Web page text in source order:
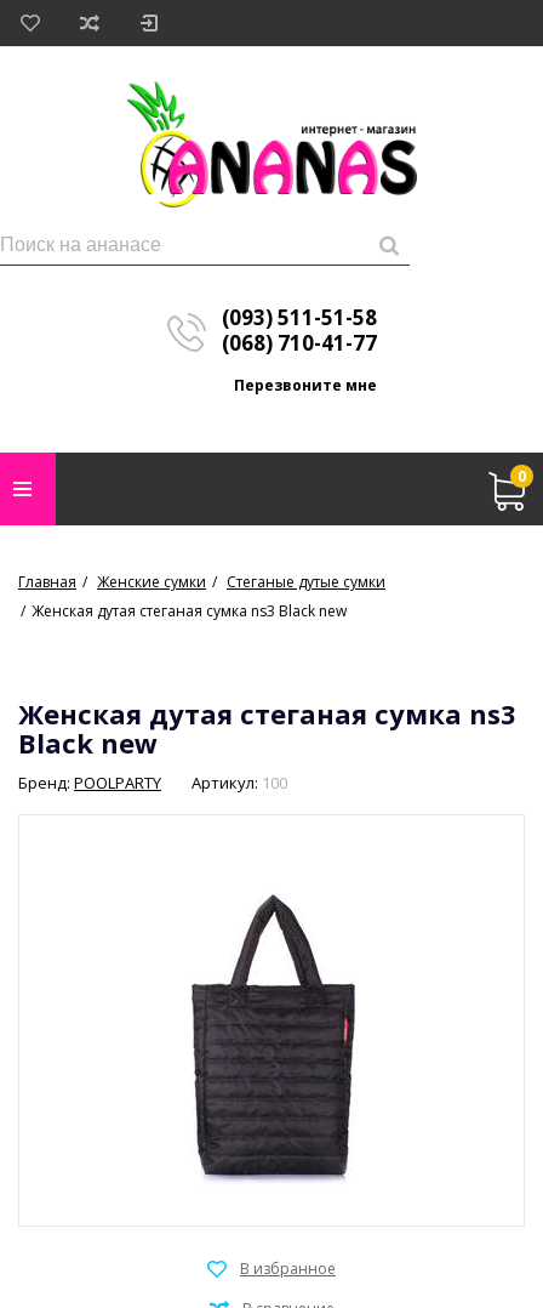
(093) 511-51-58
(068) 710-41-77
Перезвоните мне
0
Главная Женские сумки
Стеганые дутые сумки
Женская дутая стеганая сумка ns3 Black new
Женская дутая стеганая сумка ns3
Black new
Бренд: POOLPARTY Артикул: 100